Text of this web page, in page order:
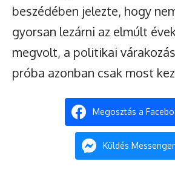
beszédében jelezte, hogy
gyorsan lezárni az elmúlt
megvolt, a politikai
próba azonban csak most
Megosztás a
Küldés